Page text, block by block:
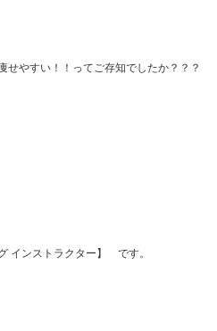
やすい！！ってご存知でしたか？？？
インストラクター】 です。